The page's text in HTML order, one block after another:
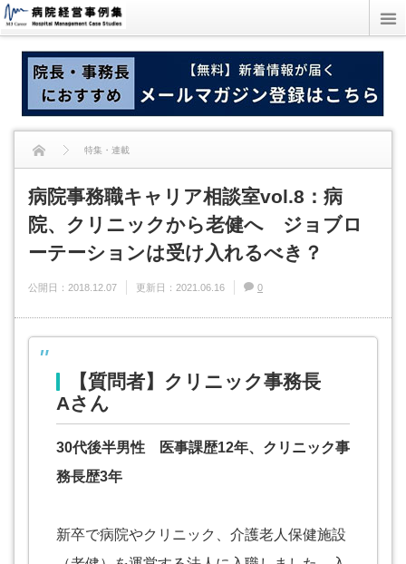
特集・連載
病院事務職キャリア相談室vol.8：病院、クリニックから老健へ ジョブローテ
ーションは受け入れるべき？
病院事務職キャリア相談室vol.8：病
院、クリニックから老健へ ジョブロ
ーテーションは受け入れるべき？
公開日： 2018.12.07 更新日： 2021.06.16 0
【質問者】クリニック事務長
Aさん
30代後半男性 医事課歴12年、クリニック事
務長歴3年
新卒で病院やクリニック、介護老人保健施設